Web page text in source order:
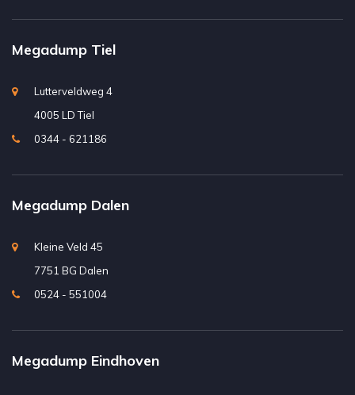
Megadump Tiel
Lutterveldweg 4
4005 LD Tiel
0344 - 621186
Megadump Dalen
Kleine Veld 45
7751 BG Dalen
0524 - 551004
Megadump Eindhoven